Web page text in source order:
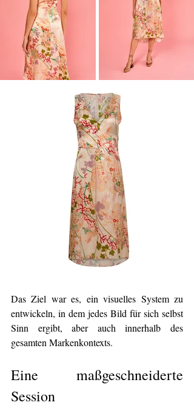
Das Ziel war es, ein visuelles System zu
entwickeln, in dem jedes Bild für sich selbst
Sinn ergibt, aber auch innerhalb des
gesamten Markenkontexts.
Eine maßgeschneiderte
Session